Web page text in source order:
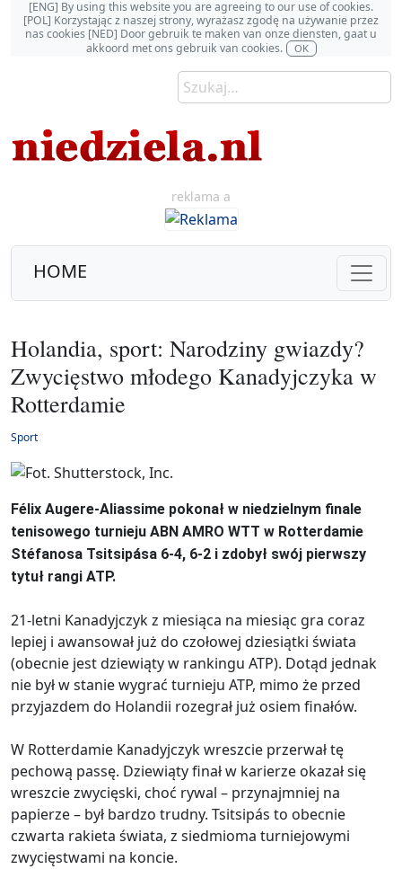
[ENG] By using this website you are agreeing to our use of cookies.
[POL] Korzystając z naszej strony, wyrażasz zgodę na używanie przez
nas cookies [NED] Door gebruik te maken van onze diensten, gaat u
akkoord met ons gebruik van cookies.
OK
reklama a
HOME
Holandia, sport: Narodziny gwiazdy?
Zwycięstwo młodego Kanadyjczyka w
Rotterdamie
Sport
Félix Augere-Aliassime pokonał w niedzielnym finale
tenisowego turnieju ABN AMRO WTT w Rotterdamie
Stéfanosa Tsitsipása 6-4, 6-2 i zdobył swój pierwszy
tytuł rangi ATP.
21-letni Kanadyjczyk z miesiąca na miesiąc gra coraz
lepiej i awansował już do czołowej dziesiątki świata
(obecnie jest dziewiąty w rankingu ATP). Dotąd jednak
nie był w stanie wygrać turnieju ATP, mimo że przed
przyjazdem do Holandii rozegrał już osiem finałów.
W Rotterdamie Kanadyjczyk wreszcie przerwał tę
pechową passę. Dziewiąty finał w karierze okazał się
wreszcie zwycięski, choć rywal – przynajmniej na
papierze – był bardzo trudny. Tsitsipás to obecnie
czwarta rakieta świata, z siedmioma turniejowymi
zwycięstwami na koncie.